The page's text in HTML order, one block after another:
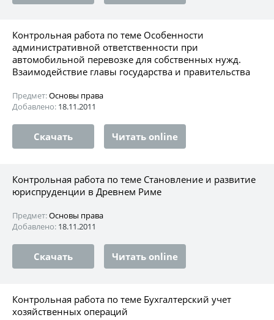
Контрольная работа по теме Особенности
административной ответственности при
автомобильной перевозке для собственных нужд.
Взаимодействие главы государства и правительства
Предмет:Основы права
Добавлено: 18.11.2011
Скачать Читать online
Контрольная работа по теме Становление и развитие
юриспруденции в Древнем Риме
Предмет:Основы права
Добавлено: 18.11.2011
Скачать Читать online
Контрольная работа по теме Бухгалтерский учет
хозяйственных операций